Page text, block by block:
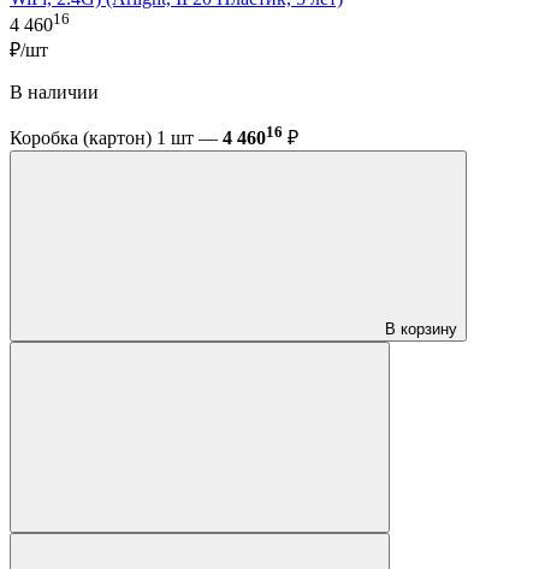
4 46016
₽/шт
В наличии
Коробка (картон) 1 шт — 4 46016 ₽
В корзину